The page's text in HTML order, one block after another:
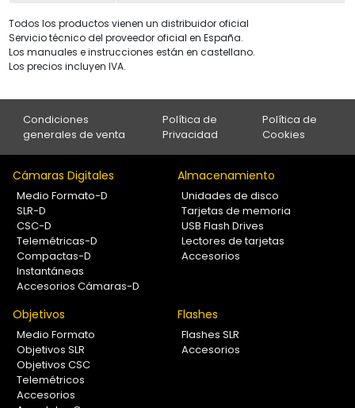
Todos los productos vienen un distribuidor oficial
Servicio técnico del proveedor oficial en España.
Los manuales e instrucciones están en castellano.
Los precios incluyen IVA.
Condiciones
generales de venta
Política de
Privacidad
Política de
Cookies
Cámaras Digitales
Medio Formato-D
SLR-D
CSC-D
Telemétricas-D
Compactas-D
Instantáneas
Accesorios Cámaras-D
Almacenamiento
Unidades de disco
Tarjetas de memoria
USB Flash Drives
Lectores de tarjetas
Accesorios
Objetivos
Medio Formato
Objetivos SLR
Objetivos CSC
Telemétricos
Accesorios
Flashes
Flashes SLR
Accesorios